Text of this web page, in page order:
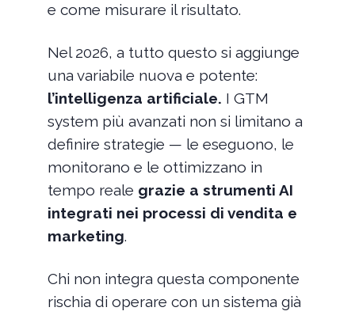
e come misurare il risultato.
Nel 2026, a tutto questo si aggiunge
una variabile nuova e potente:
l’intelligenza artificiale. I GTM
system più avanzati non si limitano a
definire strategie — le eseguono, le
monitorano e le ottimizzano in
tempo reale grazie a strumenti AI
integrati nei processi di vendita e
marketing.
Chi non integra questa componente
rischia di operare con un sistema già